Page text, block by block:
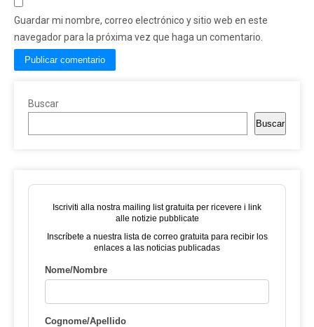
Guardar mi nombre, correo electrónico y sitio web en este
navegador para la próxima vez que haga un comentario.
Buscar
Buscar
Iscriviti alla nostra mailing list gratuita per ricevere i link
alle notizie pubblicate
Inscríbete a nuestra lista de correo gratuita para recibir los
enlaces a las noticias publicadas
Nome/Nombre
Cognome/Apellido